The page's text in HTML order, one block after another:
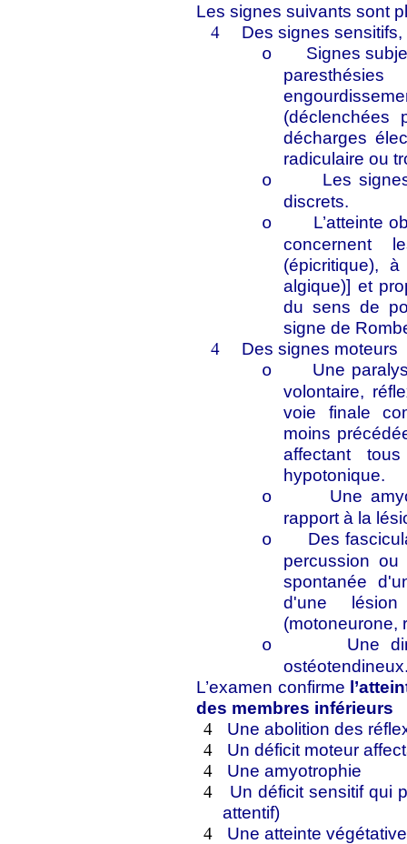
Les signes suivants sont
4
Des signes
o
Signes
(déclenchées
décharges
radiculaire ou
o
Les
discrets.
o
L’atteinte
concernent
(épicritique),
algique)] et
du sens de
signe de
4
Des signes moteurs
o
Une
volontaire,
voie finale
moins
affectant
hypotonique.
o
Une
rapport à la
o
Des
percussion ou
spontanée
d'une
(motoneurone,
o
Une
L’examen confirme
des membres inférieurs
4 Une abolition des
4 Un déficit moteur
4 Une amyotrophie
4
Un déficit sensitif qui
attentif)
4 Une atteinte